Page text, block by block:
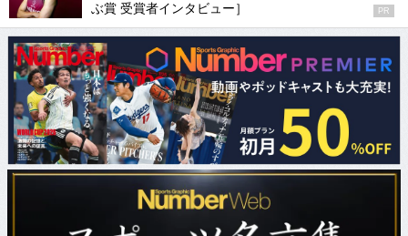
ぶ賞 受賞者インタビュー］
PR